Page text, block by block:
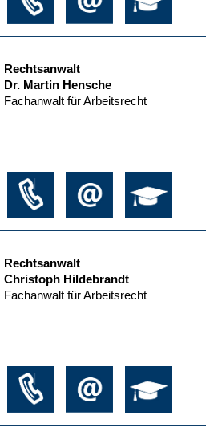
Rechtsanwalt
Dr. Martin Hensche
Fachanwalt für Arbeitsrecht
Rechtsanwalt
Christoph Hildebrandt
Fachanwalt für Arbeitsrecht